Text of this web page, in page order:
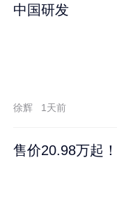
中国研发
徐辉 1天前
售价20.98万起